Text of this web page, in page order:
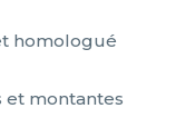
homologué
et montantes